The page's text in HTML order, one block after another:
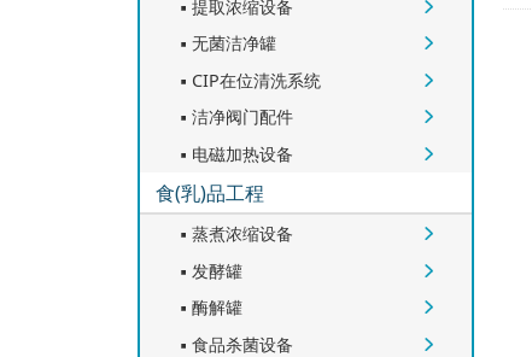
 提取浓缩设备 
 无菌洁净罐 
 CIP在位清洗系统 
 洁净阀门配件 
 电磁加热设备 
食(乳)品工程
 蒸煮浓缩设备 
 发酵罐 
 酶解罐 
 食品杀菌设备 